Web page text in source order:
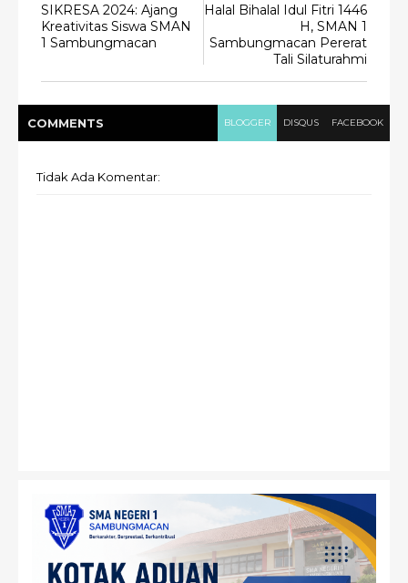
Halal Bihalal Idul Fitri 1446
H, SMAN 1
Sambungmacan Pererat
Tali Silaturahmi
SIKRESA 2024: Ajang
Kreativitas Siswa SMAN
1 Sambungmacan
COMMENTS BLOGGER DISQUS FACEBOOK
Tidak Ada Komentar: